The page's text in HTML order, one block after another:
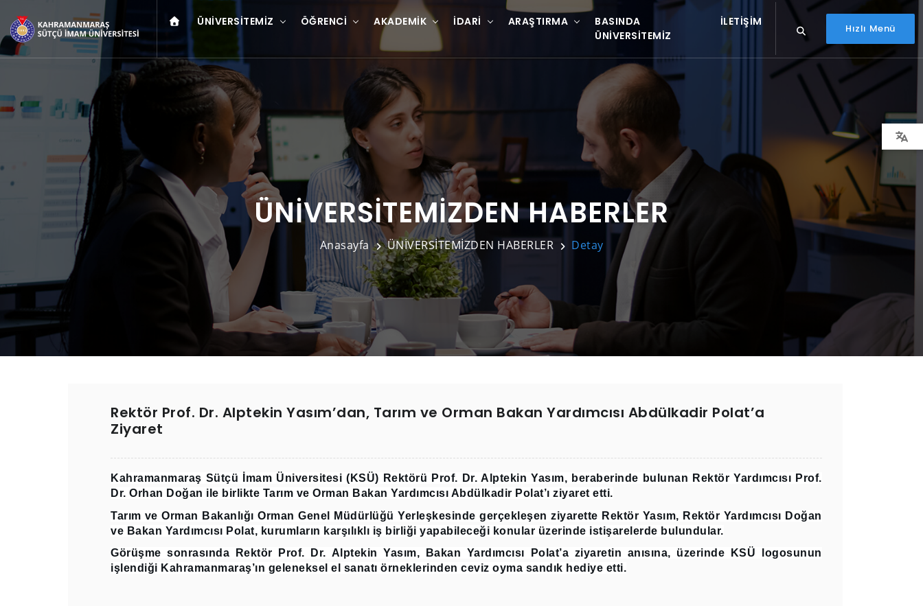
ÜNIVERSITEMIZ ÖĞRENCI AKADEMIK İDARI ARAŞTIRMA
BASINDA
ÜNIVERSITEMIZ
İLETIŞIM
Hızlı Menü
ÜNİVERSİTEMİZDEN HABERLER
Anasayfa ÜNİVERSİTEMİZDEN HABERLER Detay
Rektör Prof. Dr. Alptekin Yasım’dan, Tarım ve Orman Bakan Yardımcısı Abdülkadir Polat’a
Ziyaret
Kahramanmaraş Sütçü İmam Üniversitesi (KSÜ) Rektörü Prof. Dr. Alptekin Yasım, beraberinde bulunan Rektör Yardımcısı Prof.
Dr. Orhan Doğan ile birlikte Tarım ve Orman Bakan Yardımcısı Abdülkadir Polat’ı ziyaret etti.
Tarım ve Orman Bakanlığı Orman Genel Müdürlüğü Yerleşkesinde gerçekleşen ziyarette Rektör Yasım, Rektör Yardımcısı Doğan
ve Bakan Yardımcısı Polat, kurumların karşılıklı iş birliği yapabileceği konular üzerinde istişarelerde bulundular.
Görüşme sonrasında Rektör Prof. Dr. Alptekin Yasım, Bakan Yardımcısı Polat’a ziyaretin anısına, üzerinde KSÜ logosunun
işlendiği Kahramanmaraş’ın geleneksel el sanatı örneklerinden ceviz oyma sandık hediye etti.